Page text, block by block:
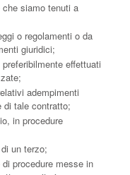
che siamo tenuti a
o regolamenti o da
giuridici;
effettuati
adempimenti
di tale contratto;
in procedure
un terzo;
procedure messe in